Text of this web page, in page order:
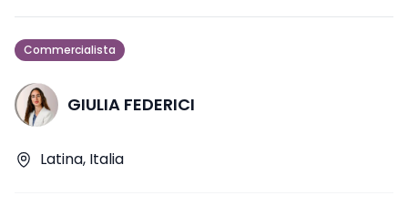
Commercialista
GIULIA FEDERICI
Latina, Italia